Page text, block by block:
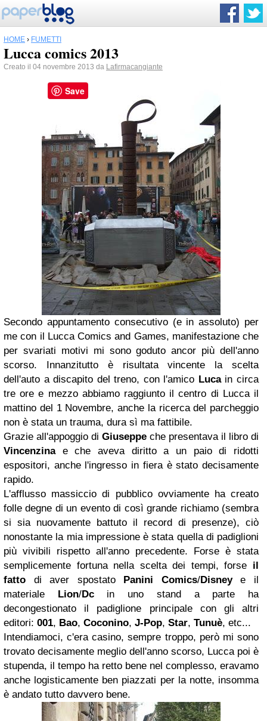
HOME › FUMETTI
Lucca comics 2013
Creato il 04 novembre 2013 da Lafirmacangiante
Secondo appuntamento consecutivo (e in assoluto) per
me con il Lucca Comics and Games, manifestazione che
per svariati motivi mi sono goduto ancor più dell'anno
scorso. Innanzitutto è risultata vincente la scelta
dell'auto a discapito del treno, con l'amico Lucain circa
tre ore e mezzo abbiamo raggiunto il centro di Lucca il
mattino del 1 Novembre, anche la ricerca del parcheggio
non è stata un trauma, dura sì ma fattibile.
Grazie all'appoggio di Giuseppe che presentava il libro di
Vincenzinae che aveva diritto a un paio di ridotti
espositori, anche l'ingresso in fiera è stato decisamente
rapido.
L'afflusso massiccio di pubblico ovviamente ha creato
folle degne di un evento di così grande richiamo (sembra
si sia nuovamente battuto il record di presenze), ciò
nonostante la mia impressione è stata quella di padiglioni
più vivibili rispetto all'anno precedente. Forse è stata
semplicemente fortuna nella scelta dei tempi, forse il
fatto di aver spostato Panini Comics/Disneye il
materiale Lion/Dcin uno stand a parte ha
decongestionato il padiglione principale con gli altri
editori: 001, Bao, Coconino, J-Pop, Star, Tunuè, etc...
Intendiamoci, c'era casino, sempre troppo, però mi sono
trovato decisamente meglio dell'anno scorso, Lucca poi è
stupenda, il tempo ha retto bene nel complesso, eravamo
anche logisticamente ben piazzati per la notte, insomma
è andato tutto davvero bene.
Save